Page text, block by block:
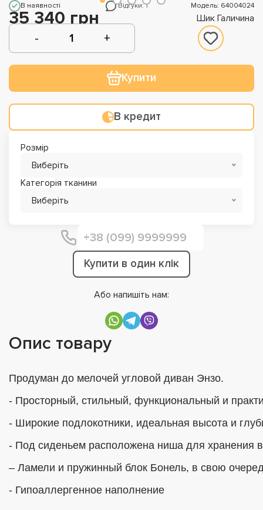
В наявності Відгуки: 1 Модель: 64004024
35 340 грн Шик Галичина
Купити
В кредит
Розмір
Виберіть
Категорія тканини
Виберіть
Купити в один клік
Або напишіть нам:
Опис товару
Продуман до мелочей угловой диван Энзо.
- Просторный, стильный, функциональный и
- Широкие подлокотники, идеальная высота и
- Под сиденьем расположена ниша для хранения
– Ламели и пружинный блок Бонель, в свою
- Гипоаллергенное наполнение